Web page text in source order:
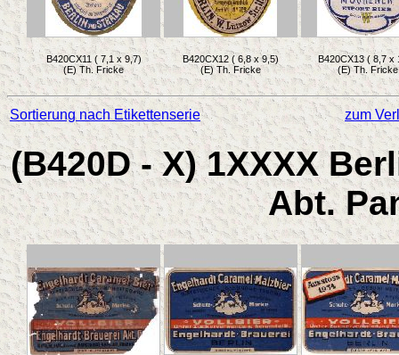
B420CX11 ( 7,1 x 9,7)
(E) Th. Fricke
B420CX12 ( 6,8 x 9,5)
(E) Th. Fricke
B420CX13 ( 8,7 x
(E) Th. Fricke
Sortierung nach Etikettenserie zum
(B420D - X) 1XXXX
Abt.